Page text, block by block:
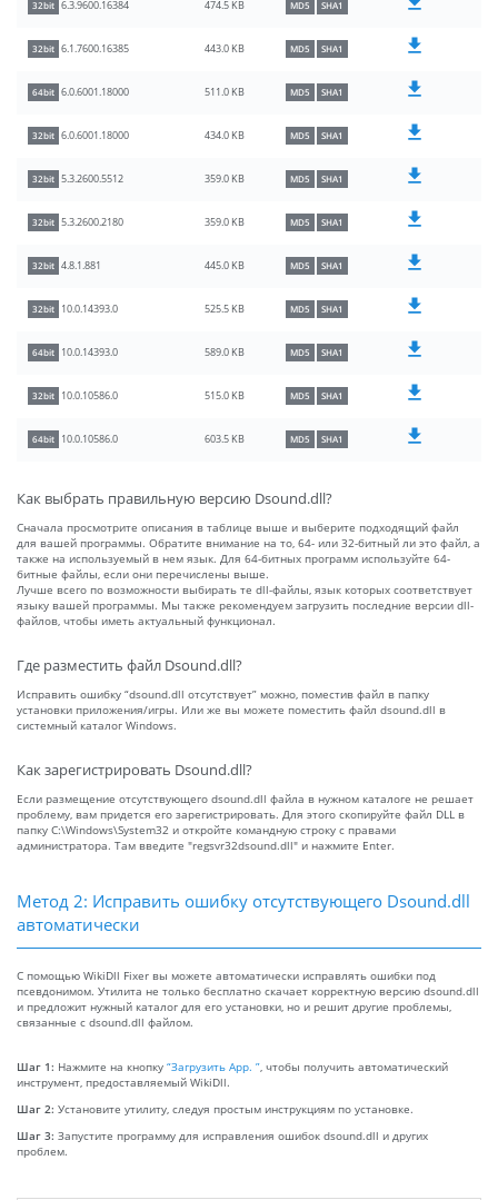
32bit 6.3.9600.16384 474.5 KB MD5 SHA1
32bit 6.1.7600.16385 443.0 KB MD5 SHA1
64bit 6.0.6001.18000 511.0 KB MD5 SHA1
32bit 6.0.6001.18000 434.0 KB MD5 SHA1
32bit 5.3.2600.5512 359.0 KB MD5 SHA1
32bit 5.3.2600.2180 359.0 KB MD5 SHA1
32bit 4.8.1.881 445.0 KB MD5 SHA1
32bit 10.0.14393.0 525.5 KB MD5 SHA1
64bit 10.0.14393.0 589.0 KB MD5 SHA1
32bit 10.0.10586.0 515.0 KB MD5 SHA1
64bit 10.0.10586.0 603.5 KB MD5 SHA1
Как выбрать правильную версию Dsound.dll?
Сначала просмотрите описания в таблице выше и выберите подходящий файл
для вашей программы. Обратите внимание на то, 64- или 32-битный ли это файл, а
также на используемый в нем язык. Для 64-битных программ используйте 64-
битные файлы, если они перечислены выше.
Лучше всего по возможности выбирать те dll-файлы, язык которых соответствует
языку вашей программы. Мы также рекомендуем загрузить последние версии dll-
файлов, чтобы иметь актуальный функционал.
Где разместить файл Dsound.dll?
Исправить ошибку “dsound.dll отсутствует” можно, поместив файл в папку
установки приложения/игры. Или же вы можете поместить файл dsound.dll в
системный каталог Windows.
Как зарегистрировать Dsound.dll?
Если размещение отсутствующего dsound.dll файла в нужном каталоге не решает
проблему, вам придется его зарегистрировать. Для этого скопируйте файл DLL в
папку C:\Windows\System32 и откройте командную строку с правами
администратора. Там введите "regsvr32dsound.dll" и нажмите Enter.
Метод 2: Исправить ошибку отсутствующего Dsound.dll
автоматически
С помощью WikiDll Fixer вы можете автоматически исправлять ошибки под
псевдонимом. Утилита не только бесплатно скачает корректную версию dsound.dll
и предложит нужный каталог для его установки, но и решит другие проблемы,
связанные с dsound.dll файлом.
Шаг 1: Нажмите на кнопку “Загрузить App. ”, чтобы получить автоматический
инструмент, предоставляемый WikiDll.
Шаг 2: Установите утилиту, следуя простым инструкциям по установке.
Шаг 3: Запустите программу для исправления ошибок dsound.dll и других
проблем.